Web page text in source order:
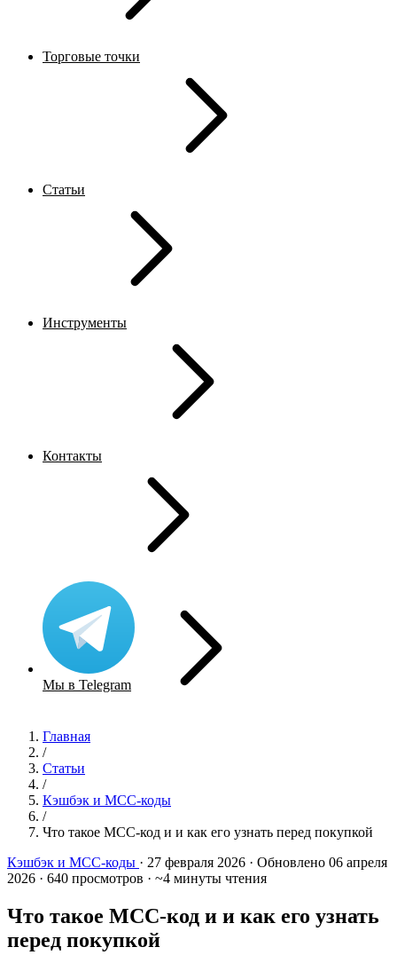
Торговые точки
Статьи
Инструменты
Контакты
Мы в Telegram
Главная
/
Статьи
/
Кэшбэк и MCC-коды
/
Что такое MCC-код и и как его узнать перед покупкой
Кэшбэк и MCC-коды · 27 февраля 2026 · Обновлено 06 апреля
2026 · 640 просмотров · ~4 минуты чтения
Что такое MCC-код и и как его узнать
перед покупкой